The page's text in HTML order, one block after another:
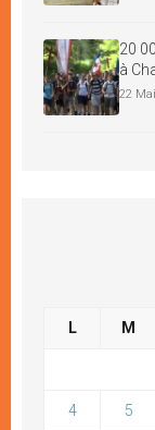
20
à
22
L M
4 5